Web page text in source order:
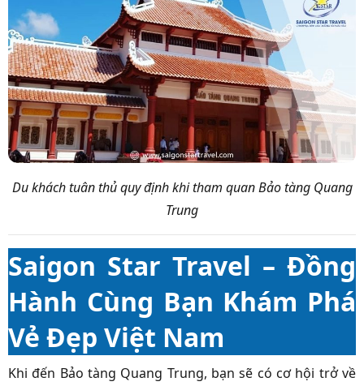
Du khách tuân thủ quy định khi tham quan Bảo tàng Quang
Trung
Saigon Star Travel – Đồng
Hành Cùng Bạn Khám Phá
Vẻ Đẹp Việt Nam
Khi đến Bảo tàng Quang Trung, bạn sẽ có cơ hội trở về